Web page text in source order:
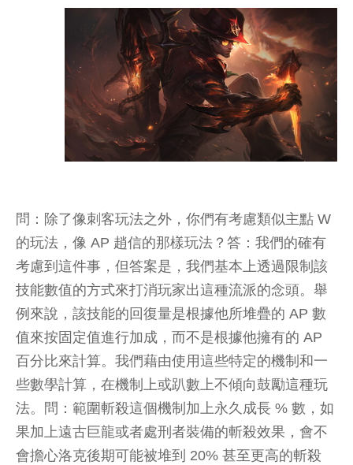
問：除了像刺客玩法之外，你們有考慮類似主點 W
的玩法，像 AP 趙信的那樣玩法？答：我們的確有
考慮到這件事，但答案是，我們基本上透過限制該
技能數值的方式來打消玩家出這種流派的念頭。舉
例來說，該技能的回復量是根據他所堆疊的 AP 數
值來按固定值進行加成，而不是根據他擁有的 AP
百分比來計算。我們藉由使用這些特定的機制和一
些數學計算，在機制上或趴數上不傾向鼓勵這種玩
法。問：範圍斬殺這個機制加上永久成長 % 數，如
果加上遠古巨龍或者處刑者裝備的斬殺效果，會不
會擔心洛克後期可能被堆到 20% 甚至更高的斬殺